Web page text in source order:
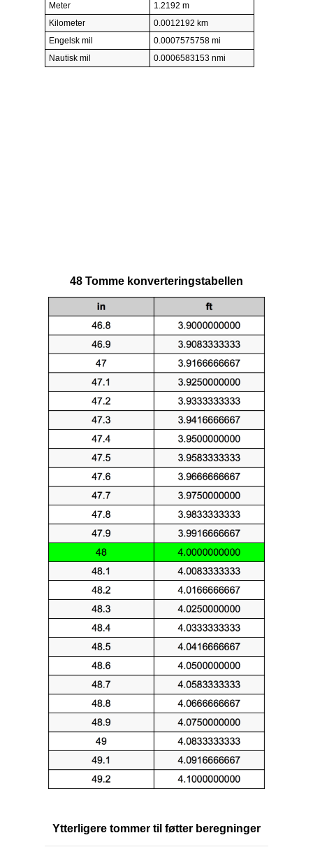
Meter
1.2192 m
Kilometer
0.0012192 km
Engelsk mil
0.0007575758 mi
Nautisk mil
0.0006583153 nmi
48 Tomme konverteringstabellen
Ytterligere tommer til føtter beregninger